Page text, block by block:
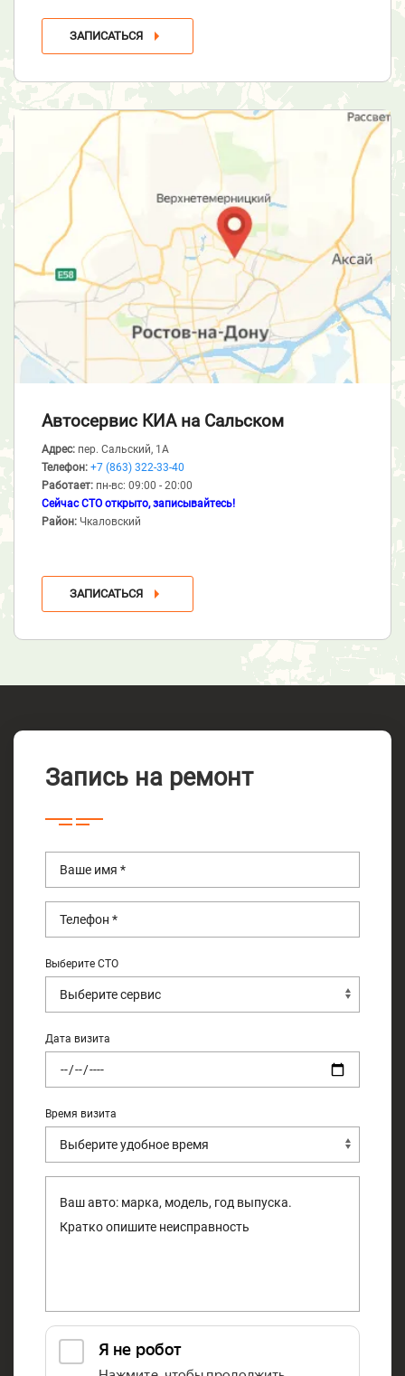
ЗАПИСАТЬСЯ
Автосервис КИА на Сальском
Адрес: пер. Сальский, 1А
Телефон: +7 (863) 322-33-40
Работает: пн-вс: 09:00 - 20:00
Сейчас СТО открыто, записывайтесь!
Район: Чкаловский
ЗАПИСАТЬСЯ
Запись на ремонт
Выберите СТО
Дата визита
Время визита